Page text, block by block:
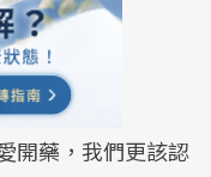
開藥，我們更該認